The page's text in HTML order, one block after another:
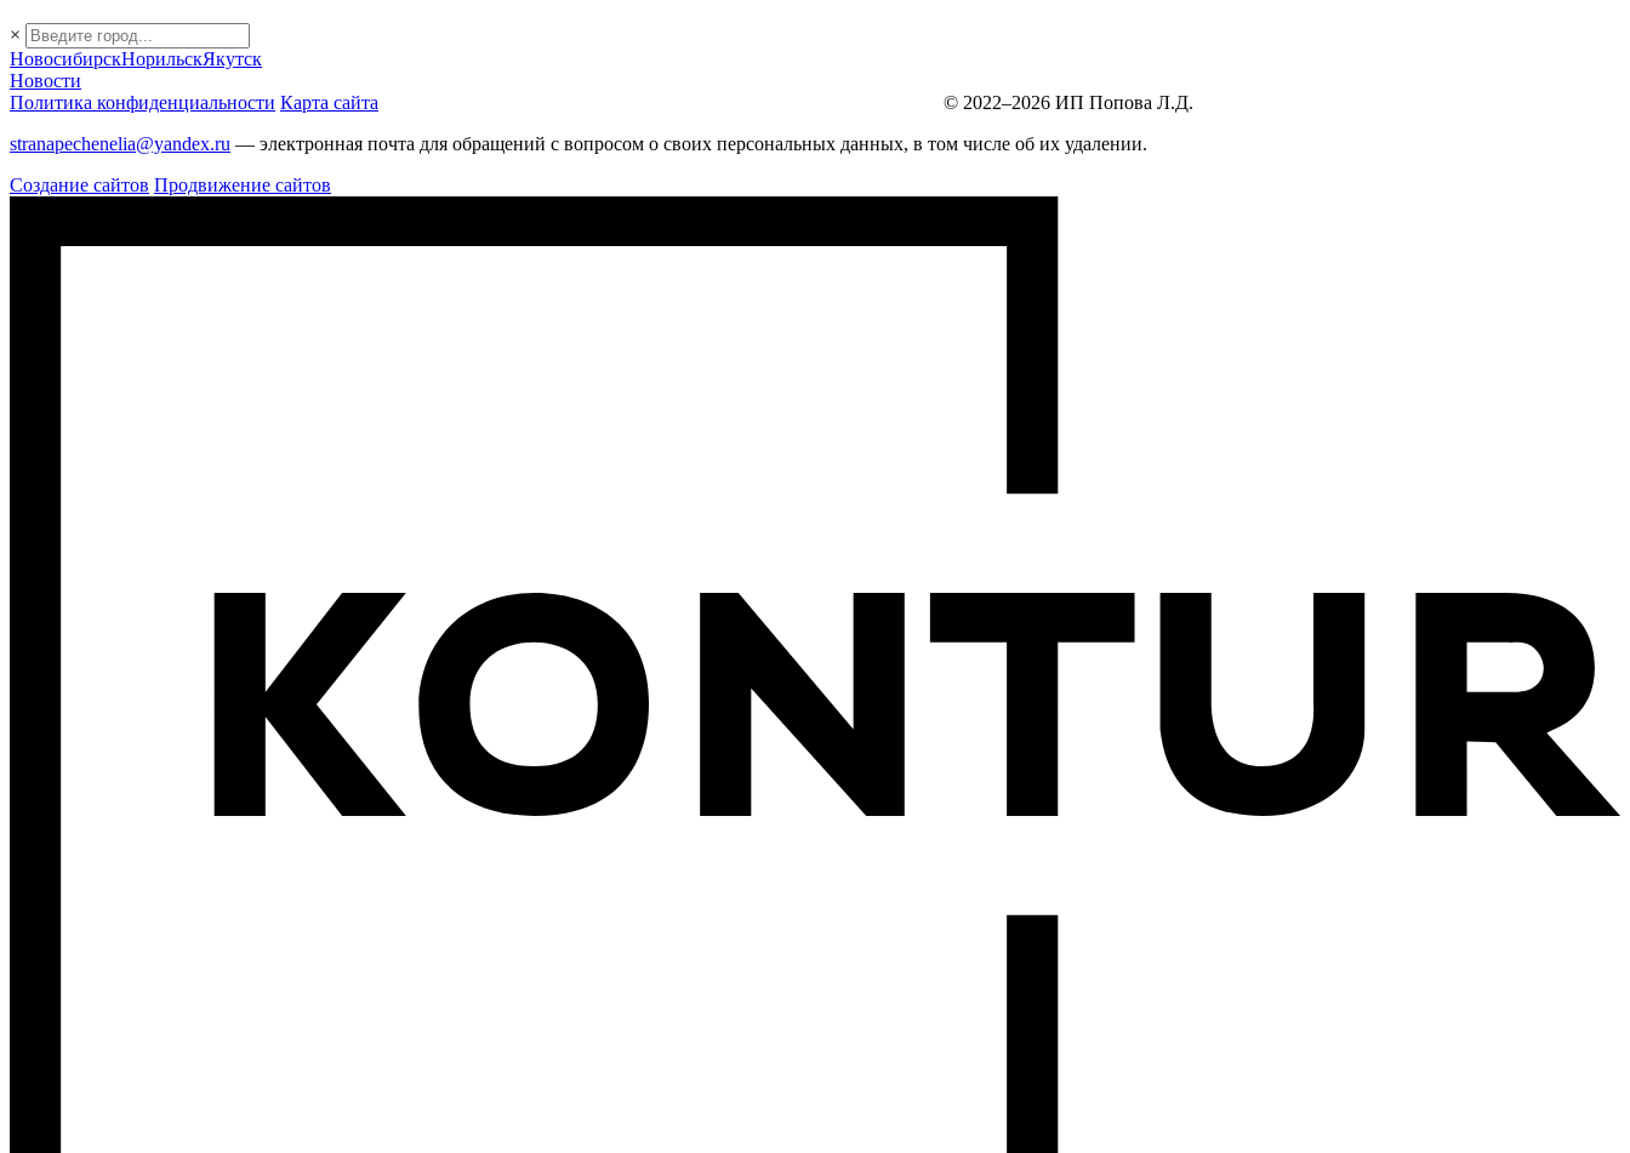
×
НовосибирскНорильскЯкутск
Новости
Политика конфиденциальности Карта сайта
© 2022–2026 ИП Попова Л.Д.
stranapechenelia@yandex.ru — электронная почта для обращений с вопросом о своих персональных данных, в том числе об их удалении.
Создание сайтов Продвижение сайтов